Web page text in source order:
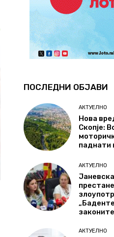
ПОСЛЕДНИ ОБЈАВИ
АКТУЕЛНО
Нова
Скопје:
паднати
АКТУЕЛНО
законите
АКТУЕЛНО